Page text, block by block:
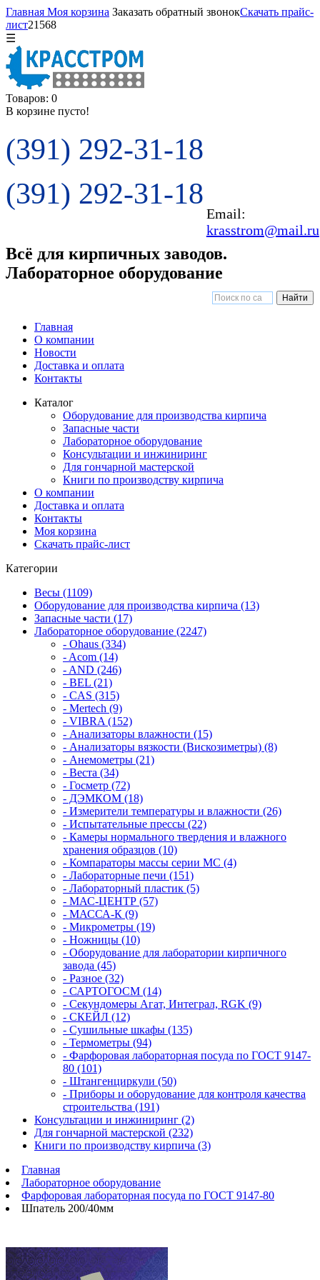
Главная Моя корзина Заказать обратный звонокСкачать прайс-
лист21568
☰
Товаров: 0
В корзине пусто!
(391) 292-31-18
(391) 292-31-18
Email:
krasstrom@mail.ru
Всё для кирпичных заводов.
Лабораторное оборудование
Главная
О компании
Новости
Доставка и оплата
Контакты
Каталог
Оборудование для производства кирпича
Запасные части
Лабораторное оборудование
Консультации и инжиниринг
Для гончарной мастерской
Книги по производству кирпича
О компании
Доставка и оплата
Контакты
Моя корзина
Скачать прайс-лист
Категории
Весы (1109)
Оборудование для производства кирпича (13)
Запасные части (17)
Лабораторное оборудование (2247)
- Ohaus (334)
- Acom (14)
- AND (246)
- BEL (21)
- CAS (315)
- Mertech (9)
- VIBRA (152)
- Анализаторы влажности (15)
- Анализаторы вязкости (Вискозиметры) (8)
- Анемометры (21)
- Веста (34)
- Госметр (72)
- ДЭМКОМ (18)
- Измерители температуры и влажности (26)
- Испытательные прессы (22)
- Камеры нормального твердения и влажного
хранения образцов (10)
- Компараторы массы серии MC (4)
- Лабораторные печи (151)
- Лабораторный пластик (5)
- МАС-ЦЕНТР (57)
- МАССА-К (9)
- Микрометры (19)
- Ножницы (10)
- Оборудование для лаборатории кирпичного
завода (45)
- Разное (32)
- САРТОГОСМ (14)
- Секундомеры Агат, Интеграл, RGK (9)
- СКЕЙЛ (12)
- Сушильные шкафы (135)
- Термометры (94)
- Фарфоровая лабораторная посуда по ГОСТ 9147-
80 (101)
- Штангенциркули (50)
- Приборы и оборудование для контроля качества
строительства (191)
Консультации и инжиниринг (2)
Для гончарной мастерской (232)
Книги по производству кирпича (3)
Главная
Лабораторное оборудование
Фарфоровая лабораторная посуда по ГОСТ 9147-80
Шпатель 200/40мм